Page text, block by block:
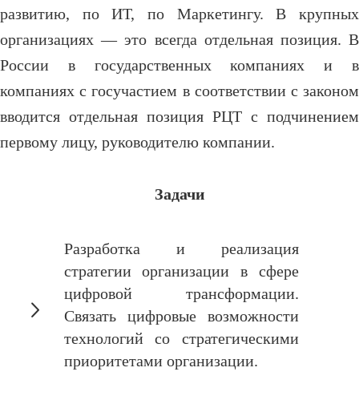
развитию, по ИТ, по Маркетингу. В крупных
организациях — это всегда отдельная позиция. В
России в государственных компаниях и в
компаниях с госучастием в соответствии с законом
вводится отдельная позиция РЦТ с подчинением
первому лицу, руководителю компании.
Задачи
Разработка и реализация
стратегии организации в сфере
цифровой трансформации.
Связать цифровые возможности
технологий со стратегическими
приоритетами организации.